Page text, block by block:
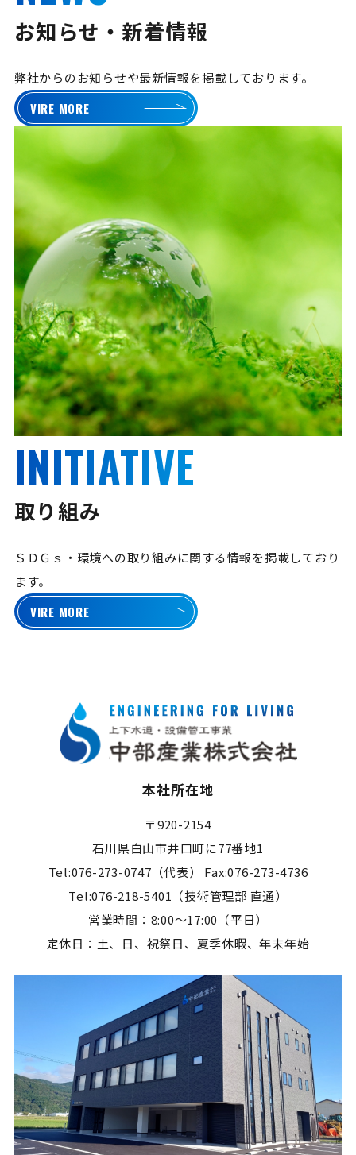
お知らせ・新着情報
弊社からのお知らせや最新情報を掲載しております。
VIRE MORE
INITIATIVE
取り組み
ＳＤＧｓ・環境への取り組みに関する情報を掲載しており
ます。
VIRE MORE
本社所在地
〒920-2154
石川県白山市井口町に77番地1
Tel:076-273-0747（代表） Fax:076-273-4736
Tel:076-218-5401（技術管理部 直通）
営業時間：8:00～17:00（平日）
定休日：土、日、祝祭日、夏季休暇、年末年始